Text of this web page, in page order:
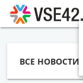
ВСЕ НОВОСТИ